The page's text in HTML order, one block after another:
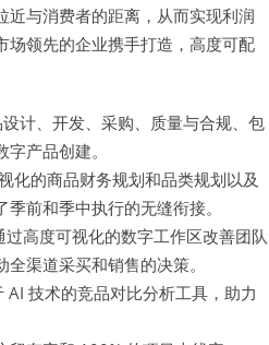
近与消费者的距离，从而实现利润
场领先的企业携手打造，高度可配
计、开发、采购、质量与合规、包
产品创建。
化的商品财务规划和品类规划以及
前和季中执行的无缝衔接。
过高度可视化的数字工作区改善团队
渠道采买和销售的决策。
AI 技术的竞品对比分析工具，助力